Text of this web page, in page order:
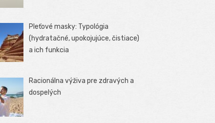
Pleťové masky: Typológia
(hydratačné, upokojujúce, čistiace)
a ich funkcia
Racionálna výživa pre zdravých a
dospelých